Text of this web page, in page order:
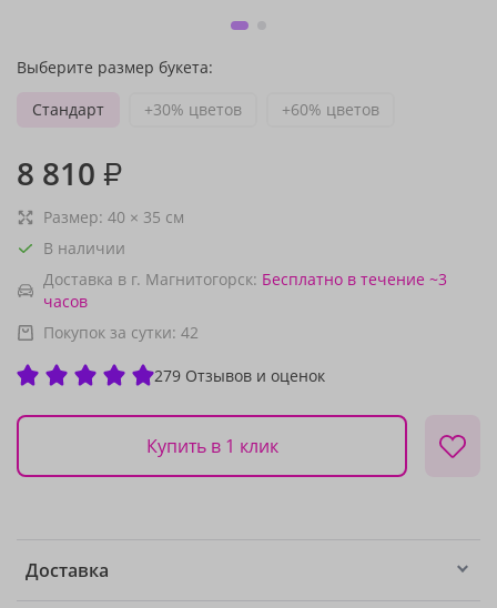
Выберите размер букета:
Стандарт
+30% цветов +60% цветов
8 810 ₽
Размер: 40 × 35 см
В наличии
Доставка в г. Магнитогорск: Бесплатно в течение ~3
часов
Покупок за сутки: 42
279 Отзывов и оценок
Купить в 1 клик
Доставка